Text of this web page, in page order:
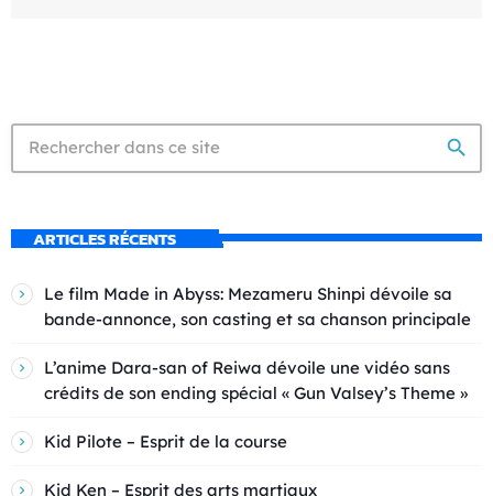
search
ARTICLES RÉCENTS
Le film Made in Abyss: Mezameru Shinpi dévoile sa
bande-annonce, son casting et sa chanson principale
L’anime Dara-san of Reiwa dévoile une vidéo sans
crédits de son ending spécial « Gun Valsey’s Theme »
Kid Pilote – Esprit de la course
Kid Ken – Esprit des arts martiaux